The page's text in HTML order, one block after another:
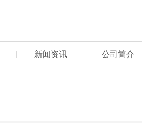
新闻资讯 公司简介